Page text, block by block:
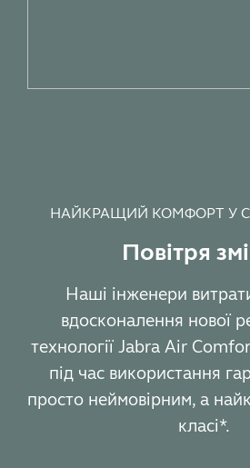
НАЙКРАЩИЙ КОМФОРТ У
Повітря
Наші інженери
вдосконалення нової
технології Jabra Air
під час використання
просто неймовірним, а
класі*.